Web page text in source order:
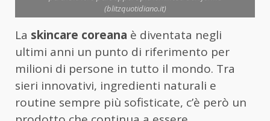
(blitzquotidiano.it)
La skincare coreana è diventata negli
ultimi anni un punto di riferimento per
milioni di persone in tutto il mondo. Tra
sieri innovativi, ingredienti naturali e
routine sempre più sofisticate, c’è però un